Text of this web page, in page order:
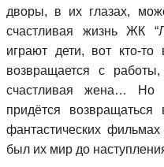
дворы, в их глазах,
счастливая жизнь ЖК
играют дети, вот кто-то
возвращается с
счастливая жена…
придётся
фантастических
был их мир до